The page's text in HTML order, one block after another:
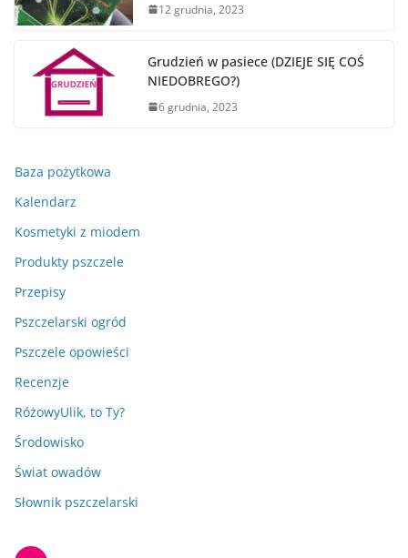
12 grudnia, 2023
Grudzień w pasiece (DZIEJE SIĘ COŚ
NIEDOBREGO?)
6 grudnia, 2023
Baza pożytkowa
Kalendarz
Kosmetyki z miodem
Produkty pszczele
Przepisy
Pszczelarski ogród
Pszczele opowieści
Recenzje
RóżowyUlik, to Ty?
Środowisko
Świat owadów
Słownik pszczelarski